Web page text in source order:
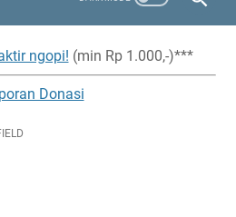
ngopi! (min Rp 1.000,-)***
Donasi